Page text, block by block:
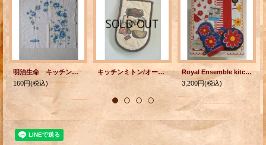
明治生命 キッチンクロス/布巾 フラワープリント/花柄
160円(税込)
キッチンミトン/オーブンミトン/鍋掴み TEA
Royal Ensemble kitchen set ディシュタオル2枚/エプロン/ミトン/鍋敷き
3,200円(税込)